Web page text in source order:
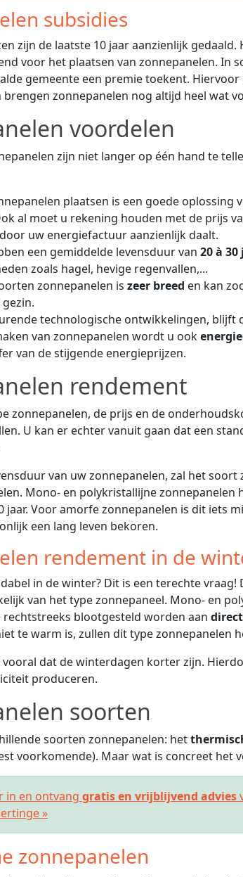
subsidies
zijn de laatste 10 jaar aanzienlijk
voor het plaatsen van zonnepanelen. In
gemeente een premie toekent.
zonnepanelen nog altijd heel wat
voordelen
zijn niet langer op één hand te
plaatsen is een goede
al moet u rekening houden met de prijs
uw energiefactuur aanzienlijk daalt.
een gemiddelde levensduur van 20 à
zoals hagel, hevige regenvallen,...
zonnepanelen is zeer breed en kan
technologische ontwikkelingen, blijft
van zonnepanelen wordt u ook
van de stijgende energieprijzen.
rendement
zonnepanelen, de prijs en de
U kan er echter vanuit gaan dat een
van uw zonnepanelen, zal het
Mono- en polykristallijne zonnepanelen
jaar. Voor amorfe zonnepanelen is dit iets
een lang leven bekoren.
rendement in de
in de winter? Dit is een terechte
van het type zonnepaneel. Mono- en
blootgesteld worden aan
te warm is, zullen dit type zonnepanelen
dat de winterdagen korter zijn.
produceren.
soorten
soorten zonnepanelen: het
voorkomende). Maar wat is concreet het
in en ontvang gratis en vrijblijvend advies
»
zonnepanelen